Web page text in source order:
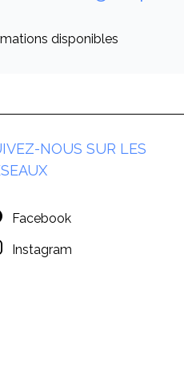
disponibles
NOUS SUR LES
Facebook
Instagram